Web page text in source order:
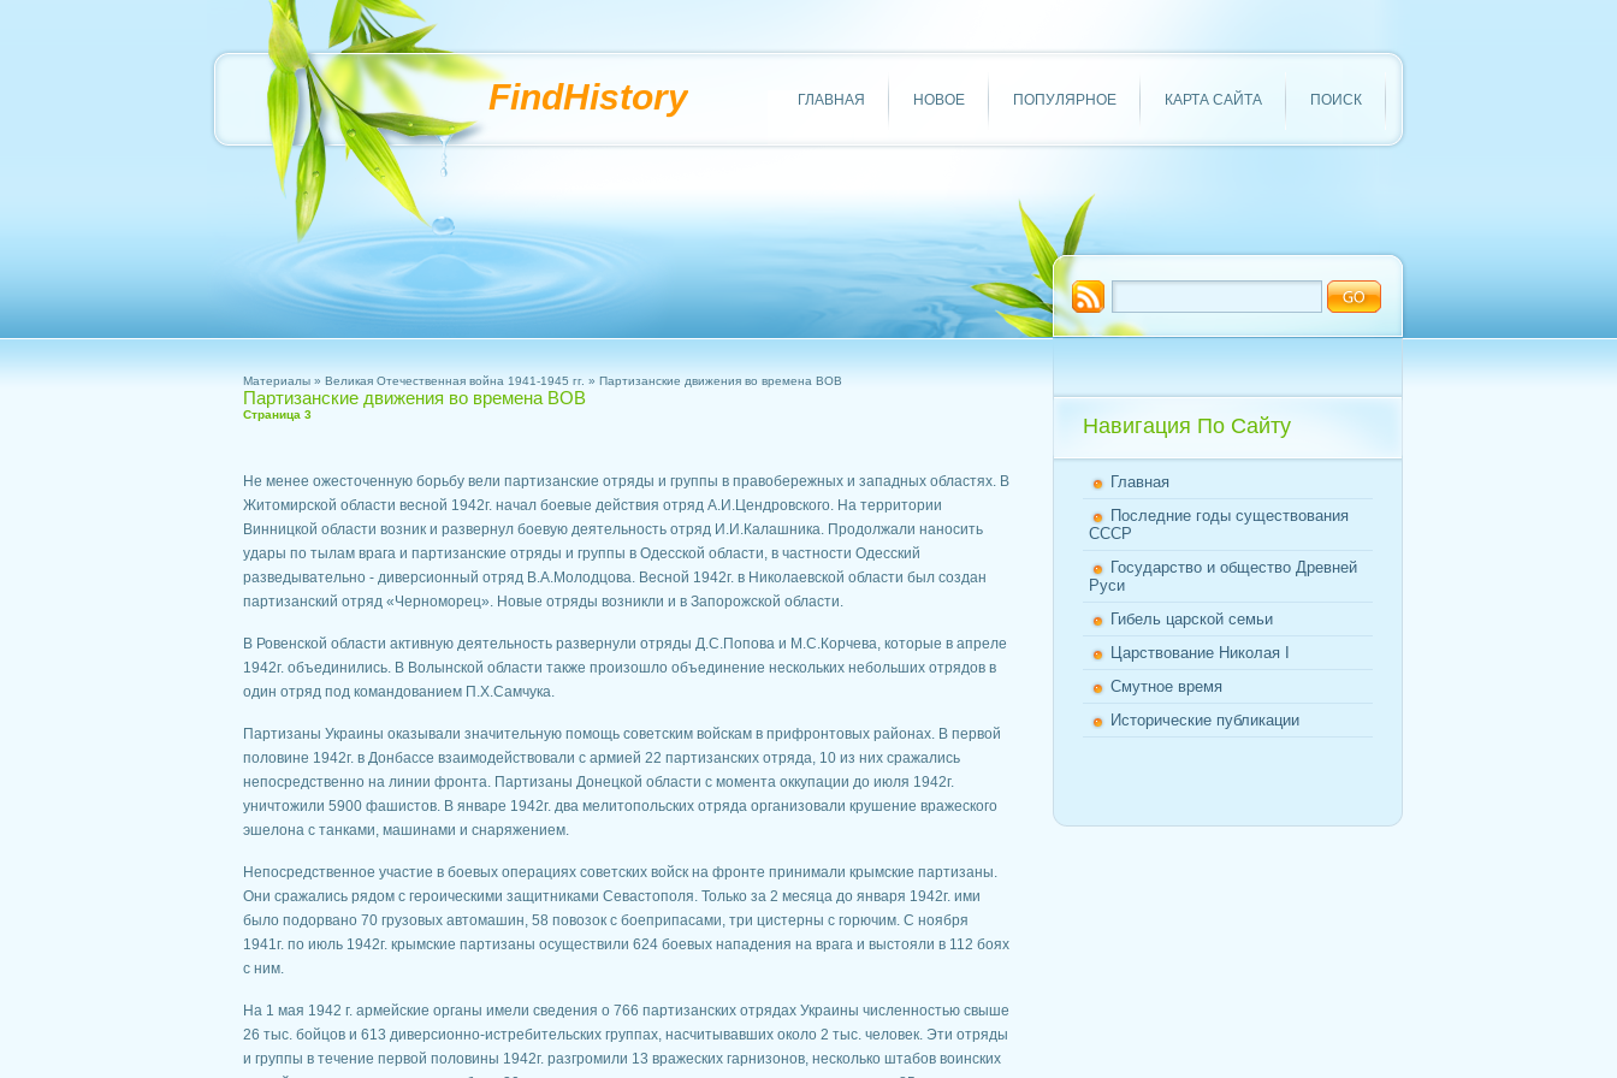
FindHistory ГЛАВНАЯ НОВОЕ ПОПУЛЯРНОЕ КАРТА САЙТА ПОИСК
Материалы » Великая Отечественная война 1941-1945 гг. » Партизанские движения во времена ВОВ
Партизанские движения во времена ВОВ
Страница 3
Не менее ожесточенную борьбу вели партизанские отряды и группы в правобережных и западных областях. В
Житомирской области весной 1942г. начал боевые действия отряд А.И.Цендровского. На территории
Винницкой области возник и развернул боевую деятель­ность отряд И.И.Калашника. Продолжали наносить
удары по тылам врага и партизанские отряды и группы в Одесской области, в частно­сти Одесский
разведывательно - диверсионный отряд В.А.Молодцова. Весной 1942г. в Николаевской области был создан
партизанский отряд «Черноморец». Новые отряды возникли и в Запорожской области.
В Ровенской области активную деятельность развернули отряды Д.С.Попова и М.С.Корчева, которые в апреле
1942г. объединились. В Волынской области также произошло объединение нескольких небольших отрядов в
один отряд под командованием П.Х.Самчука.
Партизаны Украины оказывали значительную помощь советским войскам в прифронтовых районах. В первой
половине 1942г. в Дон­бассе взаимодействовали с армией 22 партизанских отряда, 10 из них сражались
непосредственно на линии фронта. Партизаны Донецкой об­ласти с момента оккупации до июля 1942г.
уничтожили 5900 фашистов. В январе 1942г. два мелитопольских отряда организовали крушение вражеского
эшелона с танками, машинами и снаряжением.
Непосредственное участие в боевых операциях советских войск на фронте принимали крымские партизаны.
Они сражались рядом с ге­роическими защитниками Севастополя. Только за 2 месяца до января 1942г. ими
было подорвано 70 грузовых автомашин, 58 повозок с бое­припасами, три цистерны с горючим. С ноября
1941г. по июль 1942г. крымские партизаны осуществили 624 боевых нападения на врага и вы­стояли в 112 боях
с ним.
На 1 мая 1942 г. армейские органы имели сведения о 766 парти­занских отрядах Украины численностью свыше
26 тыс. бойцов и 613 диверсионно-истребительских группах, насчитывавших около 2 тыс. человек. Эти отряды
и группы в течение первой половины 1942г. раз­громили 13 вражеских гарнизонов, несколько штабов воинских
Навигация По Сайту
Главная
Последние годы существования
СССР
Государство и общество Древней
Руси
Гибель царской семьи
Царствование Николая I
Смутное время
Исторические публикации